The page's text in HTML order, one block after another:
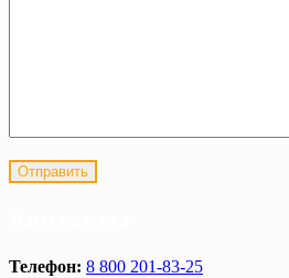
Телефон: 8 800 201-83-25